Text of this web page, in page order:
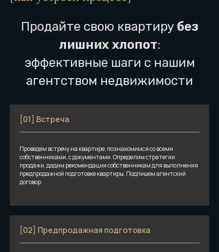
Продайте свою квартиру без
лишних хлопот:
эффективные шаги с нашим
агентством недвижимости
[01] Встреча
Проведем встречу на квартире, познакомимся со всеми
собственниками, с документами. Определим стратегии
продажи, дадим рекомендации собственникам для выполнения
предпродажной подготовке квартиры. Подпишем агентский
договор
[02] Предпродажная подготовка